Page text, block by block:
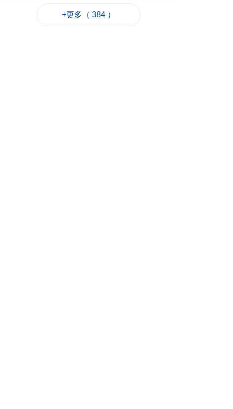
2026-08-07 16:25
+更多（ 384 ）